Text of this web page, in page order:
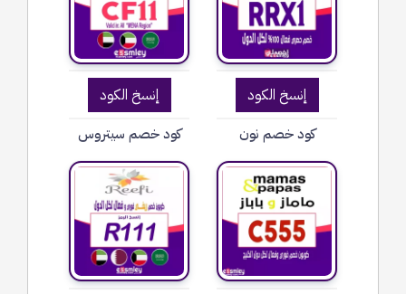
إنسخ الكود
كود خصم نون
إنسخ الكود
كود خصم سيتروس